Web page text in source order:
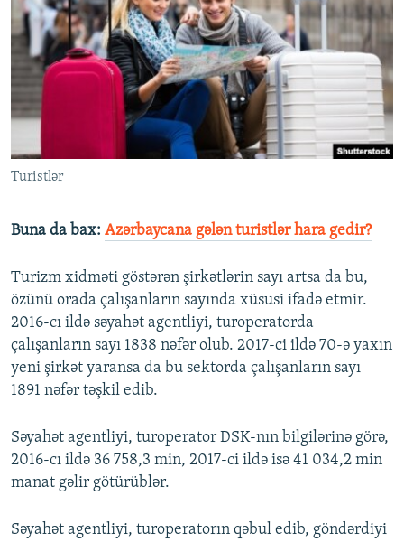
Turistlər
Buna da bax: Azərbaycana gələn turistlər hara gedir?
Turizm xidməti göstərən şirkətlərin sayı artsa da bu,
özünü orada çalışanların sayında xüsusi ifadə etmir.
2016-cı ildə səyahət agentliyi, turoperatorda
çalışanların sayı 1838 nəfər olub. 2017-ci ildə 70-ə yaxın
yeni şirkət yaransa da bu sektorda çalışanların sayı
1891 nəfər təşkil edib.
Səyahət agentliyi, turoperator DSK-nın bilgilərinə görə,
2016-cı ildə 36 758,3 min, 2017-ci ildə isə 41 034,2 min
manat gəlir götürüblər.
Səyahət agentliyi, turoperatorın qəbul edib, göndərdiyi